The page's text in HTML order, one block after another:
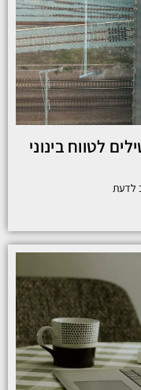
לטווח בינוני
לדעת